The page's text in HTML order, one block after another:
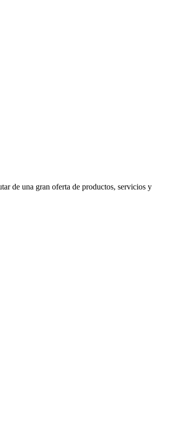
de una gran oferta de productos, servicios y